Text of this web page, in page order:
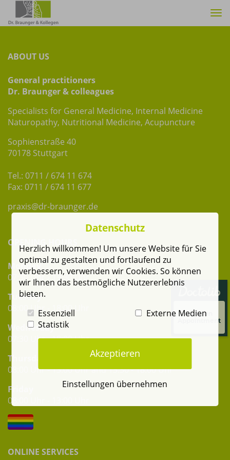
ABOUT US
General practitioners
Dr. Braunger & colleagues
Specialists for General Medicine, Internal Medicine
Naturopathy, Nutritional Medicine, Acupuncture
Sophienstraße 40
70178 Stuttgart
Tel.: 0711 / 674 11 674
Fax: 0711 / 674 11 677
praxis@dr-braunger.de
OPENING HOURS
Monday
07:30 Uhr - 19:30 Uhr
Tuesday
08:00 Uhr - 18:00 Uhr
Wednesday
07:30 Uhr - 18:00 Uhr
Thursday
08:00 Uhr - 13:00 Uhr and 13:30 - 18:00 Uhr
Friday
08:00 Uhr - 13:00 Uhr
ONLINE SERVICES
Make an
Appointment
Datenschutz
Herzlich willkommen! Um unsere Website für Sie
optimal zu gestalten und fortlaufend zu
verbessern, verwenden wir Cookies. So können
wir Ihnen das bestmögliche Nutzererlebnis
bieten.
Essenziell
Externe Medien
Statistik
Akzeptieren
Einstellungen übernehmen